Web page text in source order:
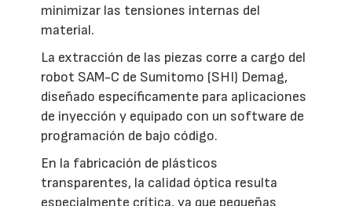
minimizar las tensiones internas del
material.
La extracción de las piezas corre a cargo del
robot SAM-C de Sumitomo (SHI) Demag,
diseñado específicamente para aplicaciones
de inyección y equipado con un software de
programación de bajo código.
En la fabricación de plásticos
transparentes, la calidad óptica resulta
especialmente crítica, ya que pequeñas